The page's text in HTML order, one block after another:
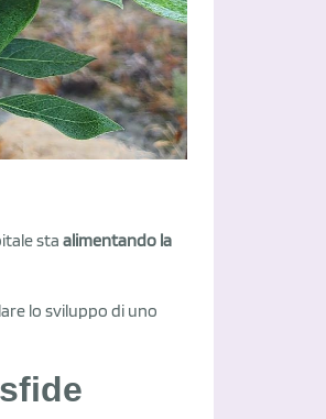
sta alimentando la
lo sviluppo di uno